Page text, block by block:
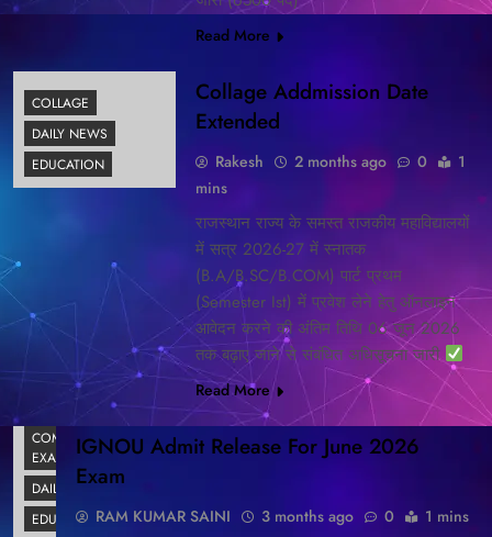
Read More
COLLAGE
DAILY NEWS
EDUCATION
Collage Addmission Date
Extended
Rakesh 2 months ago 0
1
mins
राजस्थान राज्य के समस्त राजकीय महाविद्यालयों
में सत्र 2026-27 में स्नातक
(B.A/B.SC/B.COM) पार्ट प्रथम
(Semester Ist) में प्रवेश लेने हेतु ऑनलाइन
आवेदन करने की अंतिम तिथि 06 जून 2026
तक बढ़ाए जाने से संबंधित अधिसूचना जारी
Read More
COMPITITION
EXAM
DAILY NEWS
EDUCATION
IGNOU Admit Release For June 2026
Exam
RAM KUMAR SAINI 3 months ago 0 1 mins